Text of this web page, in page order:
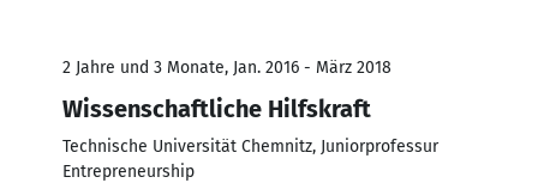
2 Jahre und 3 Monate, Jan. 2016 - März 2018
Wissenschaftliche Hilfskraft
Technische Universität Chemnitz, Juniorprofessur
Entrepreneurship